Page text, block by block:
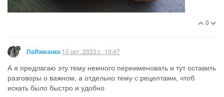
0
ПаRижанка 10 окт. 2023 г., 13:47
А я предлагаю эту тему немного переименовать и тут оставить
разговоры о важном, а отдельно тему с рецептами, чтоб
искать было быстро и удобно